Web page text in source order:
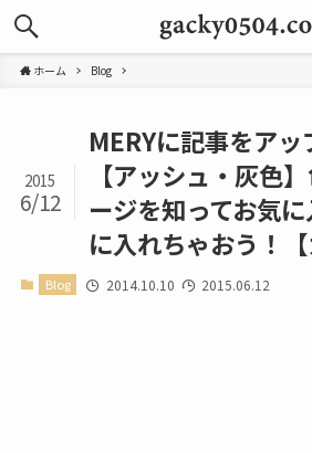
ホーム Blog
MERYに記事をアッ
【アッシュ・灰色
ージを知ってお気
に入れちゃおう！【
2015
6/12
Blog 2014.10.10 2015.06.12